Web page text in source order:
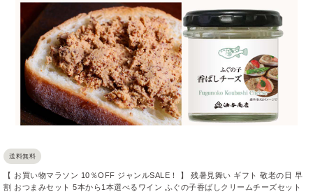
送料無料
【 お買い物マラソン 10％OFF ジャンルSALE！ 】 残暑見舞い ギフト 敬老の日 早
割 おつまみセット 5本から1本選べるワイン ふぐの子香ばしクリームチーズセット